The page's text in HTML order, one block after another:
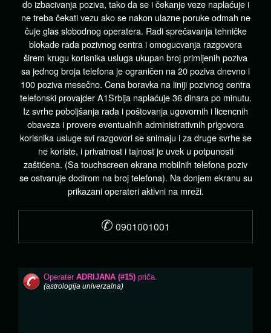
do izbacivanja poziva, tako da se i čekanje veze naplaćuje i
ne treba čekati vezu ako se nakon ulazne poruke odmah ne
čuje glas slobodnog operatera. Radi sprečavanja tehničke
blokade rada pozivnog centra i omogucvanja razgovora
širem krugu korisnika usluga ukupan broj primljenih poziva
sa jednog broja telefona je ograničen na 20 poziva dnevno i
100 poziva mesečno. Cena boravka na liniji pozivnog centra
telefonski provajder A1Srbija naplaćuje 36 dinara po minutu.
Iz svrhe poboljšanja rada i poštovanja ugovornih i licencnih
obaveza i provere eventualnih administrativnih prigovora
korisnika usluge svi razgovori se snimaju i za druge svrhe se
ne koriste, i privatnost i tajnost je uvek u potpunosti
zaštićena. (Sa touchscreen ekrana mobilnih telefona poziv
se ostvaruje dodirom na broj telefona). Na donjem ekranu su
prikazani operateri aktivni na mreži.
✆ 0901001001